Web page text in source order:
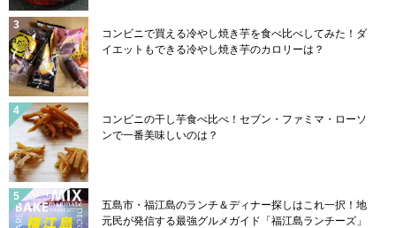
コンビニで買える冷やし焼き芋を食べ比べしてみた！ダ
イエットもできる冷やし焼き芋のカロリーは？
コンビニの干し芋食べ比べ！セブン・ファミマ・ローソ
ンで一番美味しいのは？
五島市・福江島のランチ＆ディナー探しはこれ一択！地
元民が発信する最強グルメガイド「福江島ランチーズ」